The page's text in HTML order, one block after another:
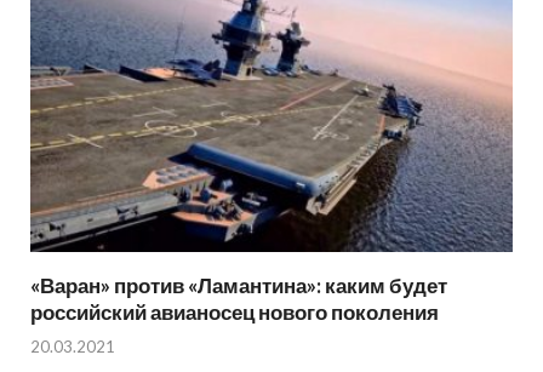
«Варан» против «Ламантина»: каким будет
российский авианосец нового поколения
20.03.2021